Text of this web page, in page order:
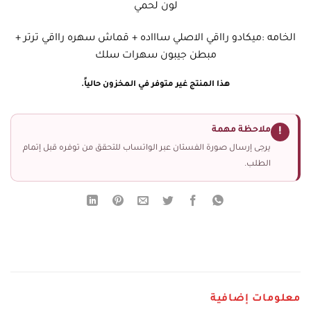
لون لحمي
الخامه :ميكادو رااقي الاصلي ساااده + قماش سهره رااقي ترتر +
مبطن جيبون سهرات سلك
هذا المنتج غير متوفر في المخزون حالياً.
! ملاحظة مهمة
يرجى إرسال صورة الفستان عبر الواتساب للتحقق من توفره قبل إتمام
الطلب.
معلومات إضافية